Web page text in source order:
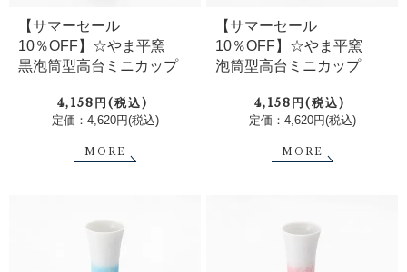
【サマーセール
10％OFF】☆やま平窯
黒泡筒型高台ミニカップ
4,158円(税込)
定価：4,620円(税込)
MORE
【サマーセール
10％OFF】☆やま平窯
泡筒型高台ミニカップ
4,158円(税込)
定価：4,620円(税込)
MORE